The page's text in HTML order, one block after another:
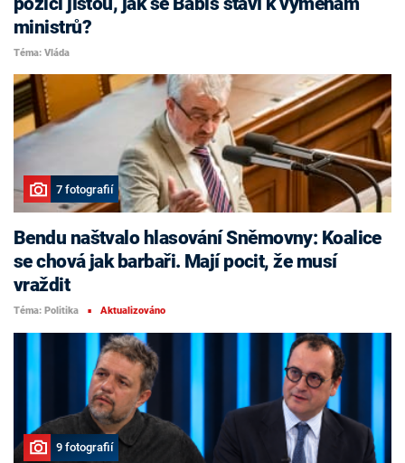
ministrů?
Téma: Vláda
7 fotografií
Bendu naštvalo hlasování Sněmovny: Koalice
se chová jak barbaři. Mají pocit, že musí
vraždit
Téma: Politika ■ Aktualizováno
9 fotografií